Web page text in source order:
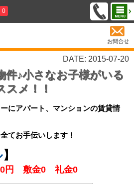
0
お問合せ
DATE: 2015-07-20
件♪小さなお子様がいる
スメ！！
にアパート、マンションの賃貸情
てお手伝いします！
】
0円 敷金0 礼金0